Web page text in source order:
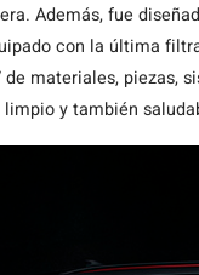
Además, fue
con la última
de materiales, piezas,
y también